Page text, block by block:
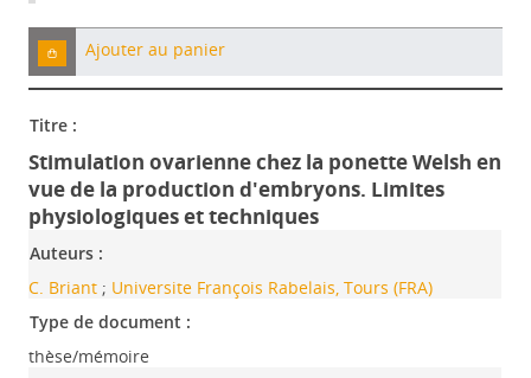
Ajouter au panier
Titre :
Stimulation ovarienne chez la ponette Welsh en
vue de la production d'embryons. Limites
physiologiques et techniques
Auteurs :
C. Briant ; Universite François Rabelais, Tours (FRA)
Type de document :
thèse/mémoire